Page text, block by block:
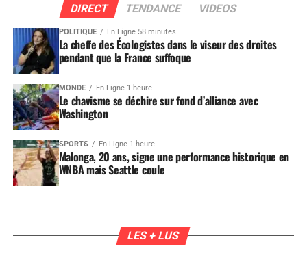
DIRECT TENDANCE VIDEOS
POLITIQUE En Ligne 58 minutes
La cheffe des Écologistes dans le viseur des droites
pendant que la France suffoque
MONDE En Ligne 1 heure
Le chavisme se déchire sur fond d’alliance avec
Washington
SPORTS En Ligne 1 heure
Malonga, 20 ans, signe une performance historique en
WNBA mais Seattle coule
LES + LUS